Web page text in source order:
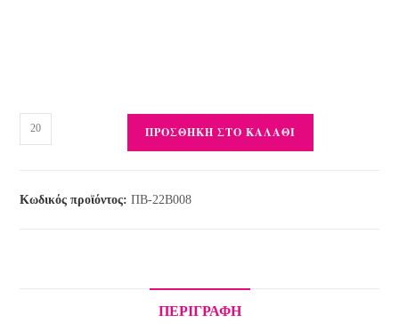
ΠΡΟΣΘΉΚΗ ΣΤΟ ΚΑΛΆΘΙ
Κωδικός προϊόντος:ΠΒ-22Β008
ΠΕΡΙΓΡΑΦΉ